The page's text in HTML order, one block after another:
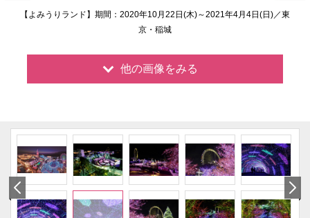
【よみうりランド】期間：2020年10月22日(木)～2021年4月4日(日)／東
京・稲城
他の画像をみる